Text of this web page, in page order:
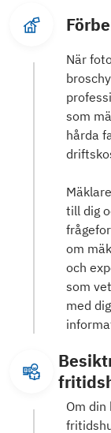
När
som
hårda
till dig
om
och
som
med
Om